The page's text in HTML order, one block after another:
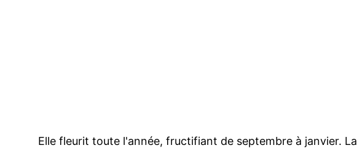
Elle fleurit toute l'année, fructifiant de septembre à janvier. La